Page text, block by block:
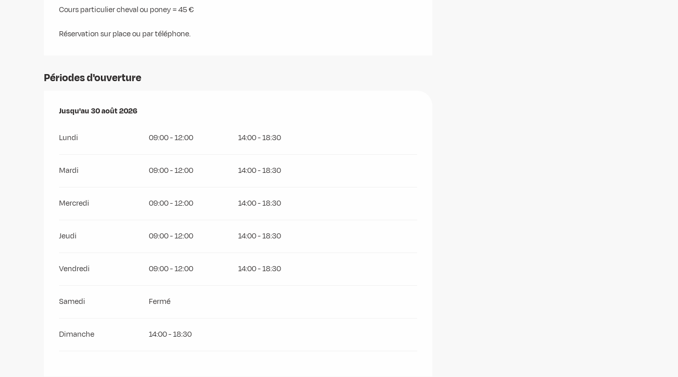
Cours particulier cheval ou poney = 45 €
Réservation sur place ou par téléphone.
Périodes d'ouverture
Du7 juillet 2026au30 août 2026
Jusqu'au30 août 2026
Lundi 09:00 - 12:00 14:00 - 18:30
Mardi 09:00 - 12:00 14:00 - 18:30
Mercredi 09:00 - 12:00 14:00 - 18:30
Jeudi 09:00 - 12:00 14:00 - 18:30
Vendredi 09:00 - 12:00 14:00 - 18:30
Samedi Fermé
Dimanche 14:00 - 18:30